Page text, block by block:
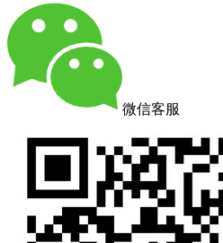
微信客服